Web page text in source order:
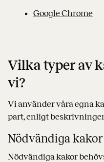
Google Chrome
Vilka typer av
vi?
Vi använder våra egna
part, enligt
Nödvändiga kakor
Nödvändiga kakor